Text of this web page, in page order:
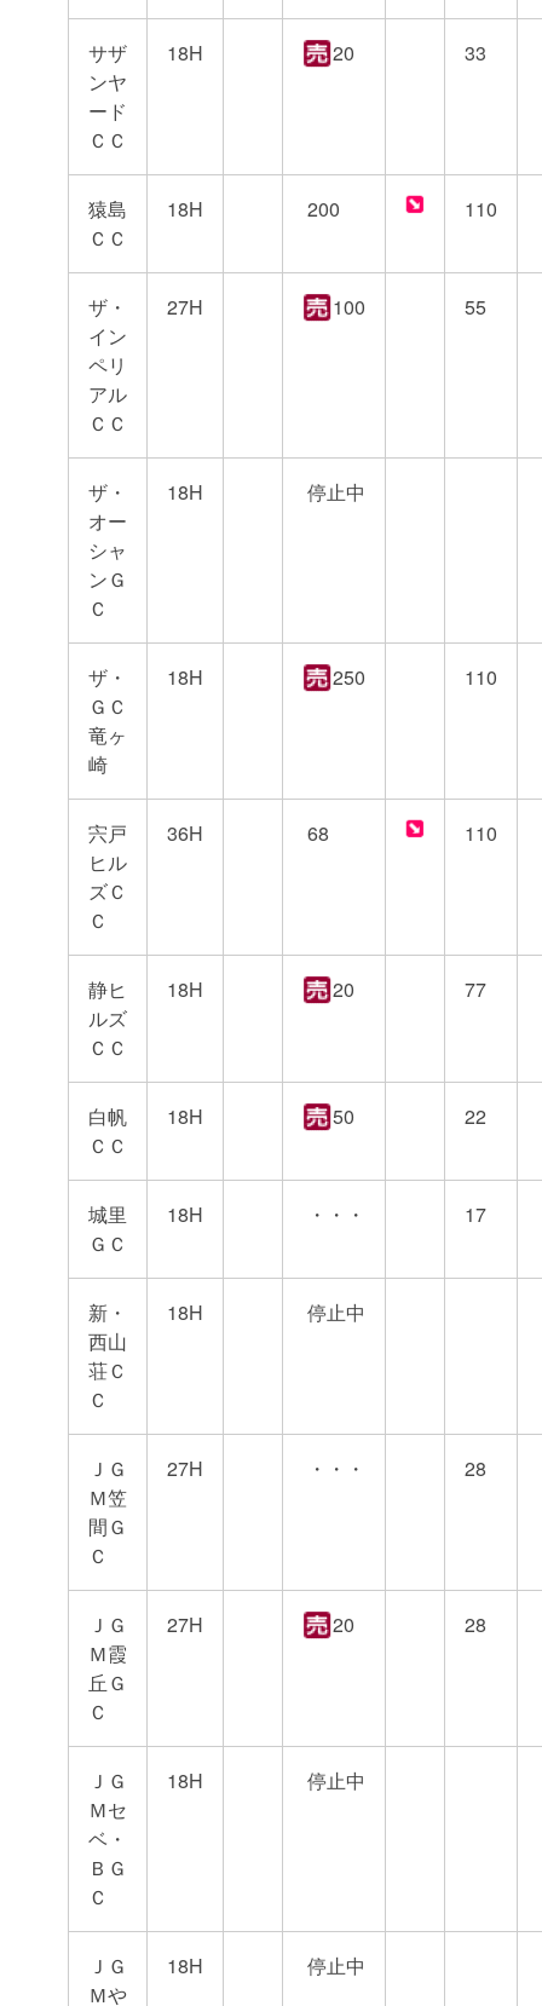
サザ
ンヤ
ード
ＣＣ
18H 20 33
猿島
ＣＣ
18H 200 110
ザ・
イン
ペリ
アル
ＣＣ
27H 100 55
ザ・
オー
シャ
ンＧ
Ｃ
18H 停止中
ザ・
ＧＣ
竜ヶ
崎
18H 250 110
宍戸
ヒル
ズＣ
Ｃ
36H 68 110
静ヒ
ルズ
ＣＣ
18H 20 77
白帆
ＣＣ
18H 50 22
城里
ＧＣ
18H ・・・ 17
新・
西山
荘Ｃ
Ｃ
18H 停止中
ＪＧ
Ｍ笠
間Ｇ
Ｃ
27H ・・・ 28
ＪＧ
Ｍ霞
丘Ｇ
Ｃ
27H 20 28
ＪＧ
Ｍセ
ベ・
ＢＧ
Ｃ
18H 停止中
ＪＧ
Ｍや
18H 停止中